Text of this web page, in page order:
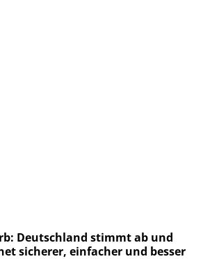
Deutschland stimmt ab und
sicherer, einfacher und besser